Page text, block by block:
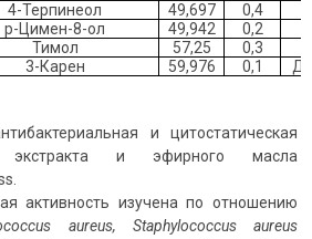
4-Терпинеол 49,697
0,4
p-Цимен-8-ол 49,942
0,2
Тимол 57,25
0,3
3-Карен 59,976 0,1
и цитостатическая
экстракта и эфирного масла
активность изучена по отношению
aureus, Staphylococcus aureus